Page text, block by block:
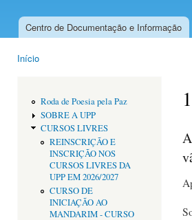
Menu principal
Centro de Documentação e Informação
Início
Roda de Poesia pela Paz
SOBRE A UPP
CURSOS LIVRES
REINSCRIÇÃO E
INSCRIÇÃO NOS
CURSOS LIVRES DA
UPP EM 2026/2027
CURSO DE
INICIAÇÃO AO
MANDARIM - CURSO